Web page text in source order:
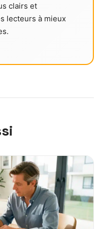
clairs et
lecteurs à mieux